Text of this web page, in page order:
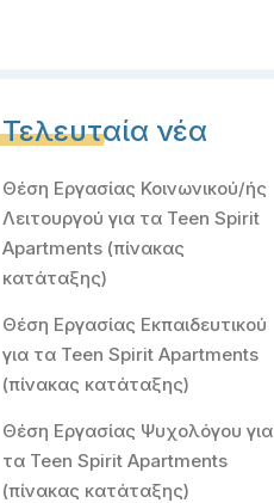
Τελευταία νέα
Θέση Εργασίας Κοινωνικού/ής
Λειτουργού για τα Teen Spirit
Apartments (πίνακας
κατάταξης)
Θέση Εργασίας Εκπαιδευτικού
για τα Teen Spirit Apartments
(πίνακας κατάταξης)
Θέση Εργασίας Ψυχολόγου για
τα Teen Spirit Apartments
(πίνακας κατάταξης)